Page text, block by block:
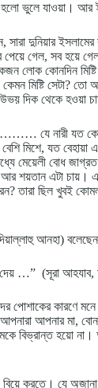
হলো ভুলে যাওয়া।
দুনিয়ার
গেল, সব হয়ে গেল,
লোক কোনদিন
মিষ্টি সেটা?
উভয় দিক থেকে
যে নারী যত
মিশে, যত বেহায়া
মেয়েলী বোধ
শয়তান এটা চায়।
তারা ছিল খুবই
আনহা)
দেয় …” (সূরা
পোশাকের কারণে
আপনার মা,
বিভ্রান্ত হয়ো না।
বিয়ে করতে। যে